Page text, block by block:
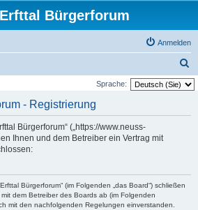
Bürgerforum
Anmelden
u
Sprache:
- Registrierung
Bürgerforum“ („https://www.neuss-
Ihnen und dem Betreiber ein Vertrag mit
Bürgerforum“ (im Folgenden „das Board“) schließen
dem Betreiber des Boards ab (im Folgenden
mit den nachfolgenden Regelungen einverstanden.